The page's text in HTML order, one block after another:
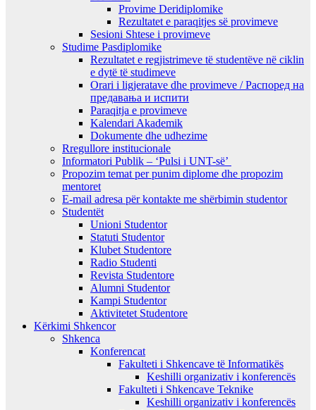
Provime Deridiplomike
Rezultatet e paraqitjes së provimeve
Sesioni Shtese i provimeve
Studime Pasdiplomike
Rezultatet e regjistrimeve të studentëve në ciklin
e dytë të studimeve
Orari i ligjeratave dhe provimeve / Распоред на
предавањa и испити
Paraqitja e provimeve
Kalendari Akademik
Dokumente dhe udhezime
Rregullore institucionale
Informatori Publik – ‘Pulsi i UNT-së’
Propozim temat per punim diplome dhe propozim
mentoret
E-mail adresa për kontakte me shërbimin studentor
Studentët
Unioni Studentor
Statuti Studentor
Klubet Studentore
Radio Studenti
Revista Studentore
Alumni Studentor
Kampi Studentor
Aktivitetet Studentore
Kërkimi Shkencor
Shkenca
Konferencat
Fakulteti i Shkencave të Informatikës
Keshilli organizativ i konferencës
Fakulteti i Shkencave Teknike
Keshilli organizativ i konferencës